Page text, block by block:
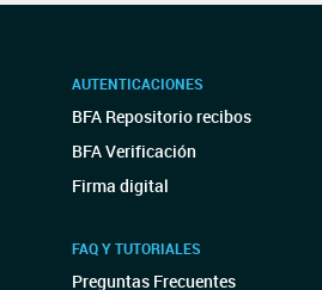
AUTENTICACIONES
BFA Repositorio recibos
BFA Verificación
Firma digital
FAQ Y TUTORIALES
Preguntas Frecuentes